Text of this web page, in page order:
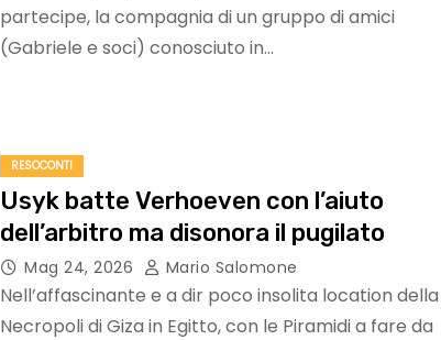
partecipe, la compagnia di un gruppo di amici
(Gabriele e soci) conosciuto in…
RESOCONTI
Usyk batte Verhoeven con l’aiuto
dell’arbitro ma disonora il pugilato
Mag 24, 2026 Mario Salomone
Nell’affascinante e a dir poco insolita location della
Necropoli di Giza in Egitto, con le Piramidi a fare da